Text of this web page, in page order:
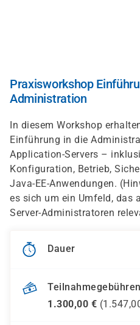
Praxisworkshop
Administration
In diesem Workshop
Einführung in die
Application-Servers –
Konfiguration, Betrieb,
Java-EE-Anwendungen.
es sich um ein Umfeld, das
Server-Administratoren
Dauer
Teilnahmegebühren
1.300,00 € (